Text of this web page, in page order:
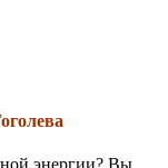
энергии? Вы